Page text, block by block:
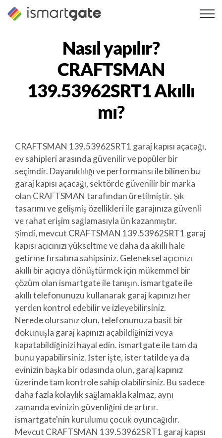
İçeriğe
geç
Nasıl yapılır?
CRAFTSMAN
139.53962SRT1Akıllı
mı?
CRAFTSMAN 139.53962SRT1 garaj kapısı açacağı,
ev sahipleri arasında güvenilir ve popüler bir
seçimdir. Dayanıklılığı ve performansı ile bilinen bu
garaj kapısı açacağı, sektörde güvenilir bir marka
olan CRAFTSMAN tarafından üretilmiştir. Şık
tasarımı ve gelişmiş özellikleri ile garajınıza güvenli
ve rahat erişim sağlamasıyla ün kazanmıştır.
Şimdi, mevcut CRAFTSMAN 139.53962SRT1 garaj
kapısı açıcınızı yükseltme ve daha da akıllı hale
getirme fırsatına sahipsiniz. Geleneksel açıcınızı
akıllı bir açıcıya dönüştürmek için mükemmel bir
çözüm olan ismartgate ile tanışın. ismartgate ile
akıllı telefonunuzu kullanarak garaj kapınızı her
yerden kontrol edebilir ve izleyebilirsiniz.
Nerede olursanız olun, telefonunuza basit bir
dokunuşla garaj kapınızı açabildiğinizi veya
kapatabildiğinizi hayal edin. ismartgate ile tam da
bunu yapabilirsiniz. İster işte, ister tatilde ya da
evinizin başka bir odasında olun, garaj kapınız
üzerinde tam kontrole sahip olabilirsiniz. Bu sadece
daha fazla kolaylık sağlamakla kalmaz, aynı
zamanda evinizin güvenliğini de artırır.
ismartgate'nin kurulumu çocuk oyuncağıdır.
Mevcut CRAFTSMAN 139.53962SRT1 garaj kapısı